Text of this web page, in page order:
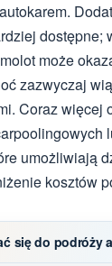
dostępne;
może
zazwyczaj
Coraz więcej
umożliwiają
kosztów
się do podróży